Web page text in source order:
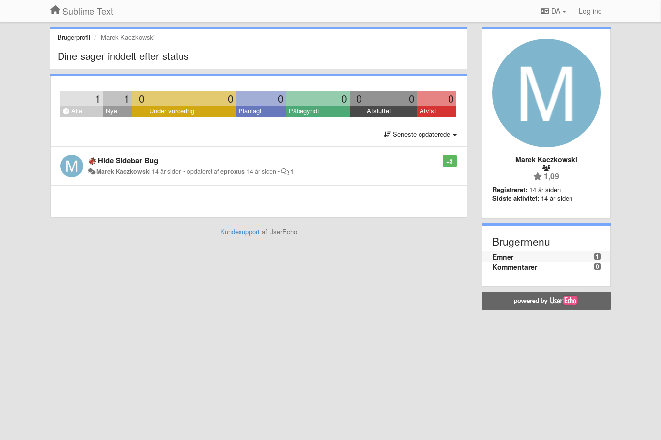
Sublime Text DA Log ind
Brugerprofil Marek Kaczkowski
Dine sager inddelt efter status
1 1 0 0 0 0 0 0 0
Alle Nye Under vurdering Planlagt Påbegyndt Afsluttet Afvist
Seneste opdaterede
+3
Hide Sidebar Bug
Marek Kaczkowski 14 år siden •opdateret afeproxus 14 år siden • 1
Kundesupportaf UserEcho
Marek Kaczkowski
1,09
Registreret: 14 år siden
Sidste aktivitet: 14 år siden
Brugermenu
1
Emner
0
Kommentarer